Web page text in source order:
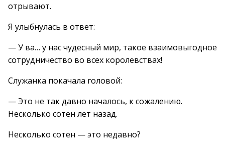
отрывают.
Я улыбнулась в ответ:
— У ва… у нас чудесный мир, такое взаимовыгодное
сотрудничество во всех королевствах!
Служанка покачала головой:
— Это не так давно началось, к сожалению.
Несколько сотен лет назад.
Несколько сотен — это недавно?